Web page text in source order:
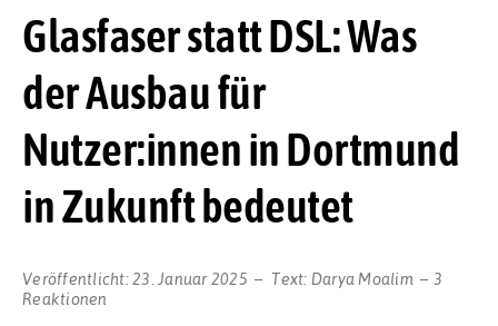
Glasfaser statt DSL: Was
der Ausbau für
Nutzer:innen in Dortmund
in Zukunft bedeutet
Veröffentlicht:23. Januar 2025 Text: Darya Moalim
3
Reaktionen